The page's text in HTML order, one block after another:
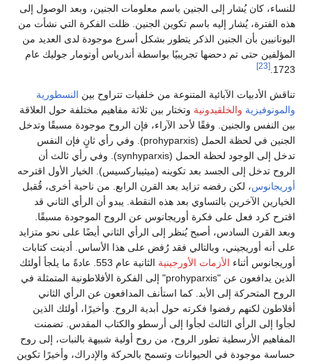
للنساء، كان يُشار إلى الجنين باسم معلومات الجنين، وبعد الوصول إلى
هذه الفترة، يُشار إليه باسم تكوين الجنين. ظلت الفكرة التي نشأت من
اليونانيين بأن الجنين الذكر يتطور بشكل أسرع موجودة لدى العديد من
المؤلفين حتى تم دحضها تجريبيًا بواسطة أندرياس أوتومار جوليك عام
1723.
[23]
تناقش الأدبيات الآبائية المتنوعة من خلفيات تتراوح بين النسطورية
والمونوفيزية والخلقيدونية وتختار بين ثلاثة مفاهيم مختلفة حول العلاقة
بين النفس والجنين. وفقًا لأحد الآراء، فإن الروح موجودة مسبقًا وتدخل
الجنين في لحظة الحمل (prohyparxis). وفي رأي ثانٍ فإن النفس
تدخل إلى الوجود لحظة الحمل (synhyparxis). وفي رأي ثالث أن
الروح تدخل إلى الجسد بعد تكوينه (ميثيباركسيس). الخيار الأول اقترحه
أوريجانوس، لكن رفضه تزايد بعد القرن الرابع. من ناحية أخرى، قُقبل
الخيارين الآخرين بالتساوي بعد هذه النقطة. يبدو أن الرأي الثاني قد
اقترح كرد فعل على فكرة أوريجانوس عن الروح الموجودة مسبقًا.
وبعد القرن السادس، أصبح يُنظر إلى الرأي الثاني أيضًا على نحو متزايد
على أنه أوريجيني، وبالتالي فقد رُفض على هذا الأساس. أدينت كتابات
أوريجانوس أثناء الأزمات الأورجينية
الثانية عام 553. عادةً ما يلجأ أولئك
الذين يدافعون عن "prohyparxis" إلى الفكرة الأفلاطونية المتمثلة في
الروح المتحركة إلى الأبد. كما استأنف المدافعون عن الرأي الثاني
أفلاطون لكنهم رفضوا فكرته حول أبدية الروح. وأخيرًا، أولئك الذين
لجأوا إلى الرأي الثالث لجأوا إلى أرسطو والكتاب المقدس. تضمنت
المفاهيم الأرسطية تطور الروح، من روح أولية شبيهة بالنبات، إلى روح
حساسة موجودة في الحيوانات وتسمح بالحركة والإدراك، وأخيرًا تكوين